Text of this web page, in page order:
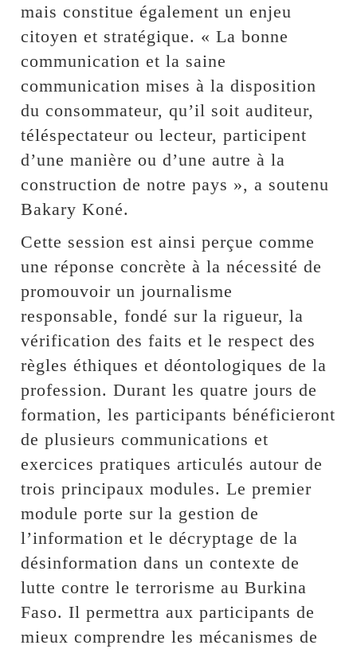
mais constitue également un enjeu
citoyen et stratégique. « La bonne
communication et la saine
communication mises à la disposition
du consommateur, qu’il soit auditeur,
téléspectateur ou lecteur, participent
d’une manière ou d’une autre à la
construction de notre pays », a soutenu
Bakary Koné.
Cette session est ainsi perçue comme
une réponse concrète à la nécessité de
promouvoir un journalisme
responsable, fondé sur la rigueur, la
vérification des faits et le respect des
règles éthiques et déontologiques de la
profession. Durant les quatre jours de
formation, les participants bénéficieront
de plusieurs communications et
exercices pratiques articulés autour de
trois principaux modules. Le premier
module porte sur la gestion de
l’information et le décryptage de la
désinformation dans un contexte de
lutte contre le terrorisme au Burkina
Faso. Il permettra aux participants de
mieux comprendre les mécanismes de